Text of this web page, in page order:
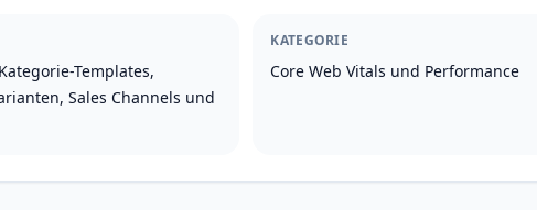
Templates,
Sales Channels und
KATEGORIE
Core Web Vitals und Performance